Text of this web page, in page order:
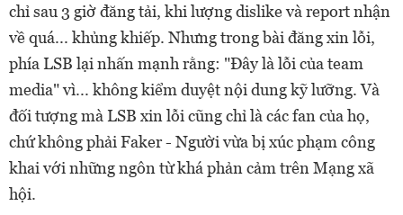
chỉ sau 3 giờ đăng tải, khi lượng dislike và report nhận
về quá... khủng khiếp. Nhưng trong bài đăng xin lỗi,
phía LSB lại nhấn mạnh rằng: "Đây là lỗi của team
media" vì... không kiểm duyệt nội dung kỹ lưỡng. Và
đối tượng mà LSB xin lỗi cũng chỉ là các fan của họ,
chứ không phải Faker - Người vừa bị xúc phạm công
khai với những ngôn từ khá phản cảm trên Mạng xã
hội.